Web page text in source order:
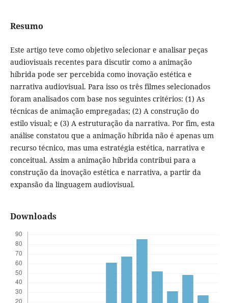
Resumo
Este artigo teve como objetivo selecionar e analisar peças
audiovisuais recentes para discutir como a animação
híbrida pode ser percebida como inovação estética e
narrativa audiovisual. Para isso os três filmes selecionados
foram analisados com base nos seguintes critérios: (1) As
técnicas de animação empregadas; (2) A construção do
estilo visual; e (3) A estruturação da narrativa. Por fim, esta
análise constatou que a animação híbrida não é apenas um
recurso técnico, mas uma estratégia estética, narrativa e
conceitual. Assim a animação híbrida contribui para a
construção da inovação estética e narrativa, a partir da
expansão da linguagem audiovisual.
Downloads